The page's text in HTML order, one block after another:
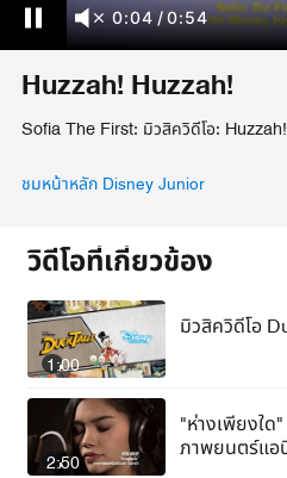
0:04/0:54
Huzzah! Huzzah!
Sofia The First: มิวสิควิดีโอ:
ชมหน้าหลัก Disney Junior
วิดีโอที่เกี่ยวข้อง
1:00
มิวสิควิดีโอ
2:50
"ห่างเพียงใด
ภาพยนตร์แอ